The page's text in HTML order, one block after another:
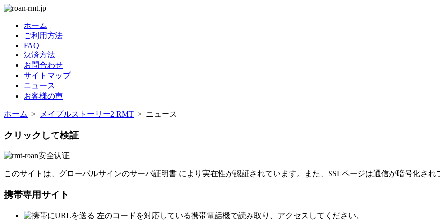
ホーム
ご利用方法
FAQ
決済方法
お問合わせ
サイトマップ
ニュース
お客様の声
ホーム > メイプルストーリー2 RMT > ニュース
クリックして検証
このサイトは、グローバルサインのサーバ証明書 により実在性が認証されています。また、SSLページは通信が暗号化され
携帯専用サイト
左のコードを対応している携帯電話機で読み取り、アクセスしてください。